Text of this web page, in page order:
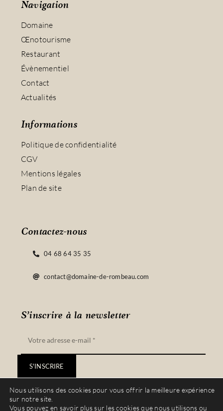
Navigation
Domaine
Œnotourisme
Restaurant
Évènementiel
Contact
Actualités
Informations
Politique de confidentialité
CGV
Mentions légales
Plan de site
S’inscrire à la newsletter
S'INSCRIRE
Contactez-nous
04 68 64 35 35
contact@domaine-de-rombeau.com
Nous utilisons des cookies pour vous offrir la meilleure expérience
sur notre site.
Vous pouvez en savoir plus sur les cookies que nous utilisons ou